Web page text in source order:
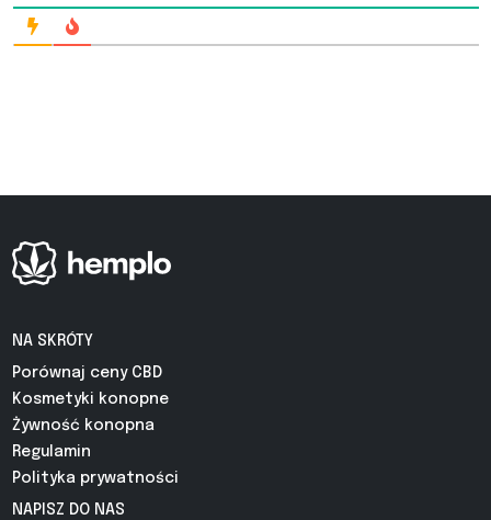
NA SKRÓTY
Porównaj ceny CBD
Kosmetyki konopne
Żywność konopna
Regulamin
Polityka prywatności
NAPISZ DO NAS